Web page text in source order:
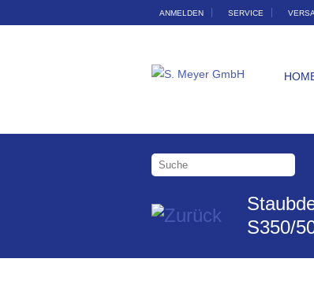
ANMELDEN SERVICE
S350/